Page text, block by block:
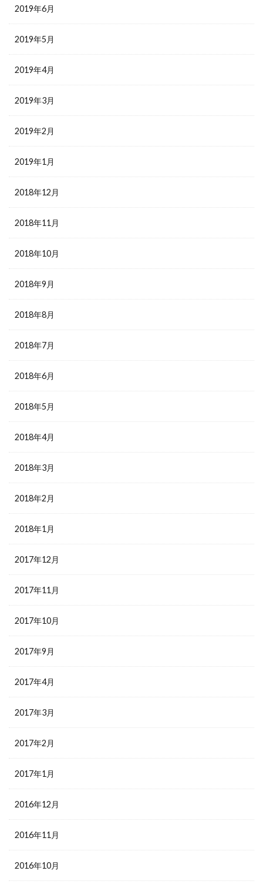
2019年6月
2019年5月
2019年4月
2019年3月
2019年2月
2019年1月
2018年12月
2018年11月
2018年10月
2018年9月
2018年8月
2018年7月
2018年6月
2018年5月
2018年4月
2018年3月
2018年2月
2018年1月
2017年12月
2017年11月
2017年10月
2017年9月
2017年4月
2017年3月
2017年2月
2017年1月
2016年12月
2016年11月
2016年10月